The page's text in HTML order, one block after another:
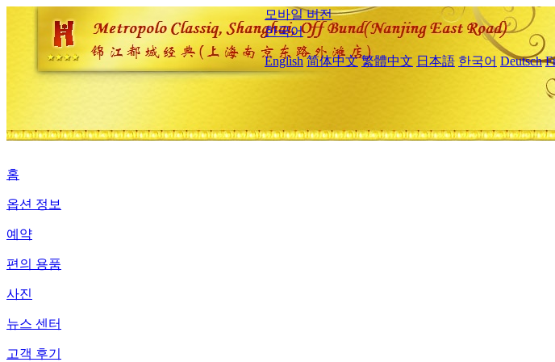
모바일 버전
한국어
English 简体中文 繁體中文 日本語 한국어 Deutsch
홈
옵션 정보
예약
편의 용품
사진
뉴스 센터
고객 후기